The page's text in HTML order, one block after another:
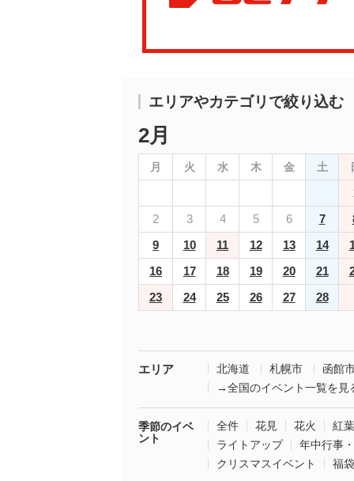
エリアやカテゴリで絞り込む
2月
月 火 水 木 金 土
2
3 4 5 6 7
9
10 11 12 13 14
16
17 18 19 20 21
23
24 25 26 27 28
エリア 北海道 札幌市
函館
→全国のイベント一覧を見
季節のイベ
ント
全件 花見 花火
紅葉
ライトアップ
年中行事
クリスマスイベント
福